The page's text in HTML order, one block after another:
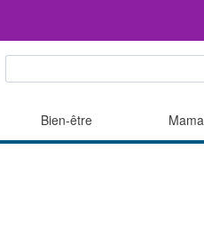
Bien-être